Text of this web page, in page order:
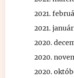
2021.
2021. január
2020.
2020.
2020.